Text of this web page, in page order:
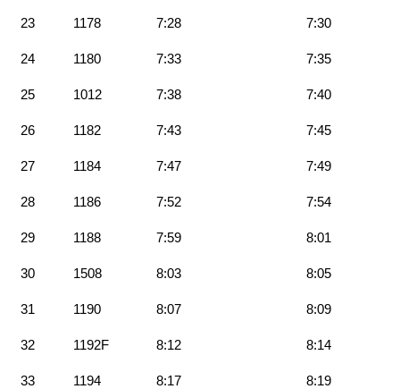
23 1178 7:28 7:30
24 1180 7:33 7:35
25 1012 7:38 7:40
26 1182 7:43 7:45
27 1184 7:47 7:49
28 1186 7:52 7:54
29 1188 7:59 8:01
30 1508 8:03 8:05
31 1190 8:07 8:09
32 1192F 8:12 8:14
33 1194 8:17 8:19